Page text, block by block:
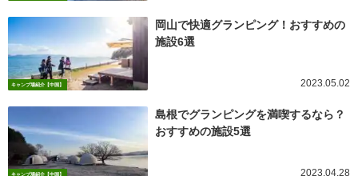
キャンプ場紹介【中国】
岡山で快適グランピング！おすすめの
施設6選
2023.05.02
キャンプ場紹介【中国】
島根でグランピングを満喫するなら？
おすすめの施設5選
2023.04.28